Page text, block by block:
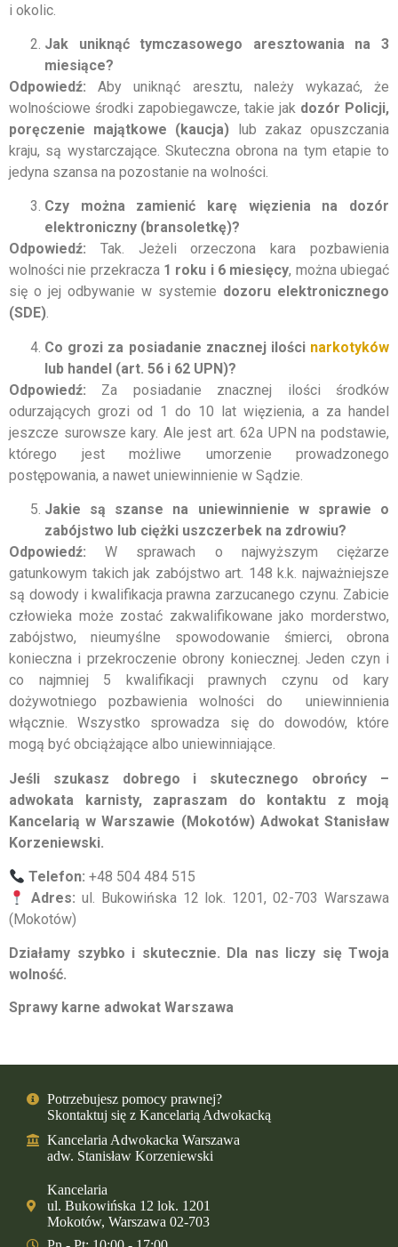
i okolic.
Jak uniknąć tymczasowego aresztowania na 3
miesiące?
Odpowiedź: Aby uniknąć aresztu, należy wykazać, że
wolnościowe środki zapobiegawcze, takie jak dozór Policji,
poręczenie majątkowe (kaucja) lub zakaz opuszczania
kraju, są wystarczające. Skuteczna obrona na tym etapie to
jedyna szansa na pozostanie na wolności.
Czy można zamienić karę więzienia na dozór
elektroniczny (bransoletkę)?
Odpowiedź: Tak. Jeżeli orzeczona kara pozbawienia
wolności nie przekracza 1 roku i 6 miesięcy, można ubiegać
się o jej odbywanie w systemie dozoru elektronicznego
(SDE).
Co grozi za posiadanie znacznej ilości narkotyków
lub handel (art. 56 i 62 UPN)?
Odpowiedź: Za posiadanie znacznej ilości środków
odurzających grozi od 1 do 10 lat więzienia, a za handel
jeszcze surowsze kary. Ale jest art. 62a UPN na podstawie,
którego jest możliwe umorzenie prowadzonego
postępowania, a nawet uniewinnienie w Sądzie.
Jakie są szanse na uniewinnienie w sprawie o
zabójstwo lub ciężki uszczerbek na zdrowiu?
Odpowiedź: W sprawach o najwyższym ciężarze
gatunkowym takich jak zabójstwo art. 148 k.k. najważniejsze
są dowody i kwalifikacja prawna zarzucanego czynu. Zabicie
człowieka może zostać zakwalifikowane jako morderstwo,
zabójstwo, nieumyślne spowodowanie śmierci, obrona
konieczna i przekroczenie obrony koniecznej. Jeden czyn i
co najmniej 5 kwalifikacji prawnych czynu od kary
dożywotniego pozbawienia wolności do uniewinnienia
włącznie. Wszystko sprowadza się do dowodów, które
mogą być obciążające albo uniewinniające.
Jeśli szukasz dobrego i skutecznego obrońcy –
adwokata karnisty, zapraszam do kontaktu z moją
Kancelarią w Warszawie (Mokotów) Adwokat Stanisław
Korzeniewski.
Telefon: +48 504 484 515
Adres: ul. Bukowińska 12 lok. 1201, 02-703 Warszawa
(Mokotów)
Działamy szybko i skutecznie. Dla nas liczy się Twoja
wolność.
Sprawy karne adwokat Warszawa
Potrzebujesz pomocy prawnej?
Skontaktuj się z Kancelarią Adwokacką
Kancelaria Adwokacka Warszawa
adw. Stanisław Korzeniewski
Kancelaria
ul. Bukowińska 12 lok. 1201
Mokotów, Warszawa 02-703